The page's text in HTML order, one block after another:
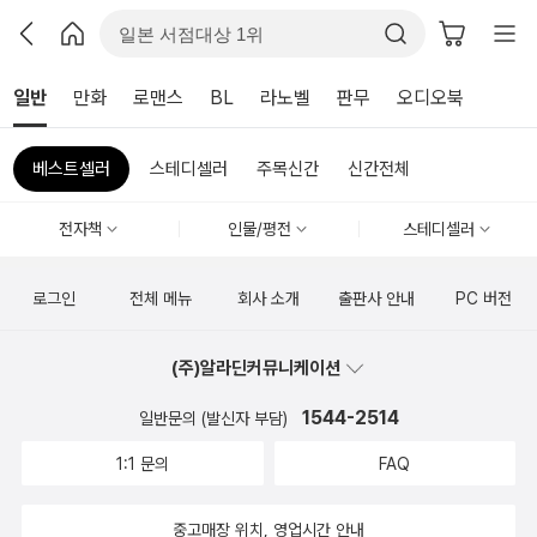
일반 만화 로맨스 BL 라노벨 판무 오디오북
베스트셀러 스테디셀러 주목신간 신간전체
전자책 인물/평전 스테디셀러
로그인 전체 메뉴 회사 소개 출판사 안내 PC 버전
(주)알라딘커뮤니케이션
일반문의 (발신자 부담) 1544-2514
1:1 문의 FAQ
중고매장 위치, 영업시간 안내